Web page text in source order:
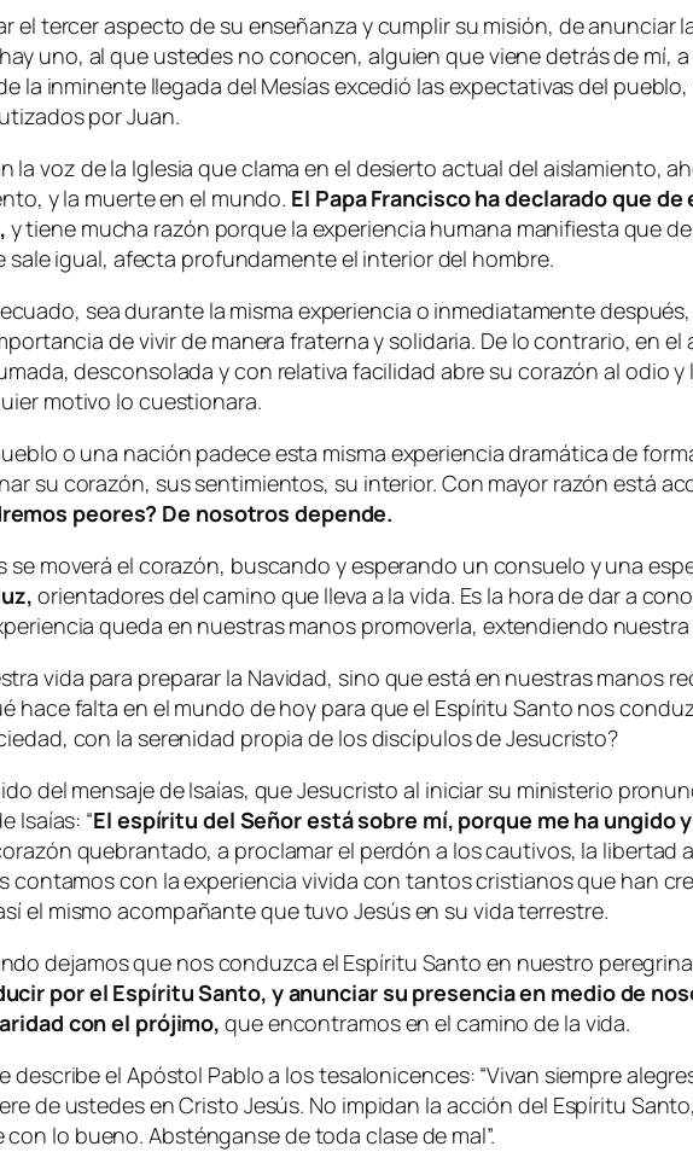
el tercer aspecto de su enseñanza y cumplir su misión, de anunciar
uno, al que ustedes no conocen, alguien que viene detrás de mí,
la inminente llegada del Mesías excedió las expectativas del
por Juan.
voz de la Iglesia que clama en el desierto actual del aislamiento,
y la muerte en el mundo. El Papa Francisco ha declarado que
y tiene mucha razón porque la experiencia humana manifiesta que
igual, afecta profundamente el interior del hombre.
sea durante la misma experiencia o inmediatamente
de vivir de manera fraterna y solidaria. De lo contrario, en
desconsolada y con relativa facilidad abre su corazón al odio
motivo lo cuestionara.
o una nación padece esta misma experiencia dramática de
su corazón, sus sentimientos, su interior. Con mayor razón está
peores? De nosotros depende.
moverá el corazón, buscando y esperando un consuelo y una
orientadores del camino que lleva a la vida. Es la hora de dar a
queda en nuestras manos promoverla, extendiendo
vida para preparar la Navidad, sino que está en nuestras manos
hace falta en el mundo de hoy para que el Espíritu Santo nos
con la serenidad propia de los discípulos de Jesucristo?
del mensaje de Isaías, que Jesucristo al iniciar su ministerio
Isaías: “El espíritu del Señor está sobre mí, porque me ha ungido
quebrantado, a proclamar el perdón a los cautivos, la libertad
contamos con la experiencia vivida con tantos cristianos que han
el mismo acompañante que tuvo Jesús en su vida terrestre.
dejamos que nos conduzca el Espíritu Santo en nuestro
por el Espíritu Santo, y anunciar su presencia en medio de
con el prójimo, que encontramos en el camino de la vida.
describe el Apóstol Pablo a los tesalonicences: “Vivan siempre
de ustedes en Cristo Jesús. No impidan la acción del Espíritu
lo bueno. Absténganse de toda clase de mal”.